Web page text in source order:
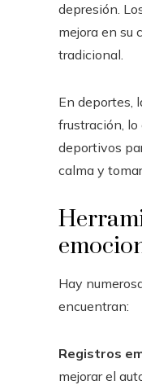
depresión.
mejora en su
tradicional.
En deportes,
frustración,
deportivos
calma y
Hay
encuentran:
Registros
mejorar el